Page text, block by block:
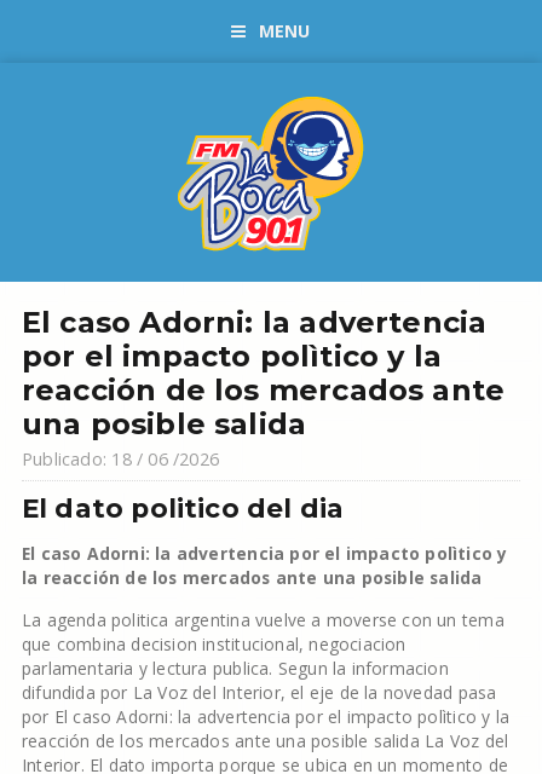
MENU
El caso Adorni: la advertencia
por el impacto polìtico y la
reacción de los mercados ante
una posible salida
Publicado: 18 / 06 /2026
El dato politico del dia
El caso Adorni: la advertencia por el impacto polìtico y
la reacción de los mercados ante una posible salida
La agenda politica argentina vuelve a moverse con un tema
que combina decision institucional, negociacion
parlamentaria y lectura publica. Segun la informacion
difundida por La Voz del Interior, el eje de la novedad pasa
por El caso Adorni: la advertencia por el impacto polìtico y la
reacción de los mercados ante una posible salida La Voz del
Interior. El dato importa porque se ubica en un momento de